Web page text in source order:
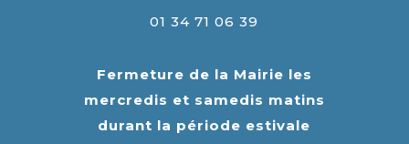
01 34 71 06 39
Fermeture de la Mairie les
mercredis et samedis matins
durant la période estivale